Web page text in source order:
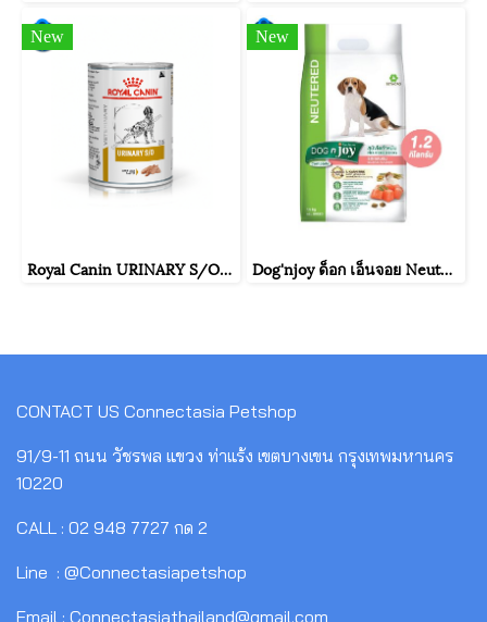
New
Royal Canin URINARY S/O สุนัขโรคนิ่ว สลายนิ่วสตรูไวท์ ขนาดกระป๋อง 410 กรัม
New
Dog'njoy ด็อก เอ็นจอย Neutered Dog อาหารสุนัขโตทำหมัน รสแซลมอน ขนาด 500 กรัม / 1.5 กิโลกรัม
CONTACT US Connectasia Petshop
91/9-11 ถนน วัชรพล แขวง ท่าแร้ง เขตบางเขน กรุงเทพมหานคร
10220
CALL : 02 948 7727 กด 2
Line : @Connectasiapetshop
Email : Connectasiathailand@gmail.com